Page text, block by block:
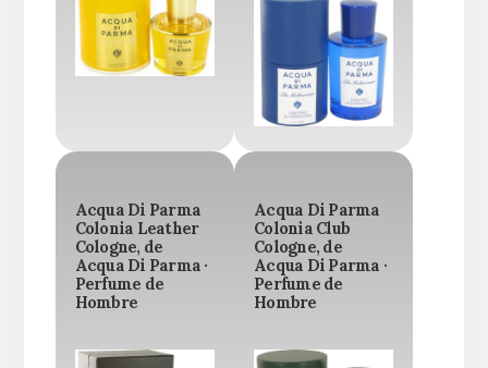
Acqua Di Parma
Colonia Leather
Cologne, de
Acqua Di Parma ·
Perfume de
Hombre
Acqua Di Parma
Colonia Club
Cologne, de
Acqua Di Parma ·
Perfume de
Hombre